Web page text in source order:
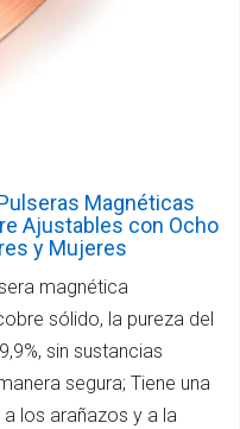
Magnéticas
Ajustables con Ocho
y Mujeres
magnética
sólido, la pureza del
sin sustancias
segura; Tiene una
los arañazos y a la